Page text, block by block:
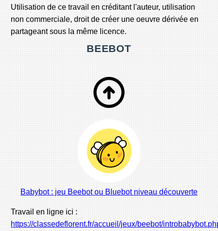
Utilisation de ce travail en créditant l'auteur, utilisation
non commerciale, droit de créer une oeuvre dérivée en
partageant sous la même licence.
BEEBOT
Babybot : jeu Beebot ou Bluebot niveau découverte
Travail en ligne ici :
https://classedeflorent.fr/accueil/jeux/beebot/